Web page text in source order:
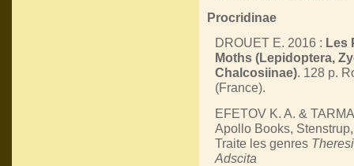
Procridinae
DROUET E. 2016 : Les
Moths (Lepidoptera,
Chalcosiinae). 128 p.
(France).
EFETOV K. A. &
Apollo Books,
Traite les genres
Adscita